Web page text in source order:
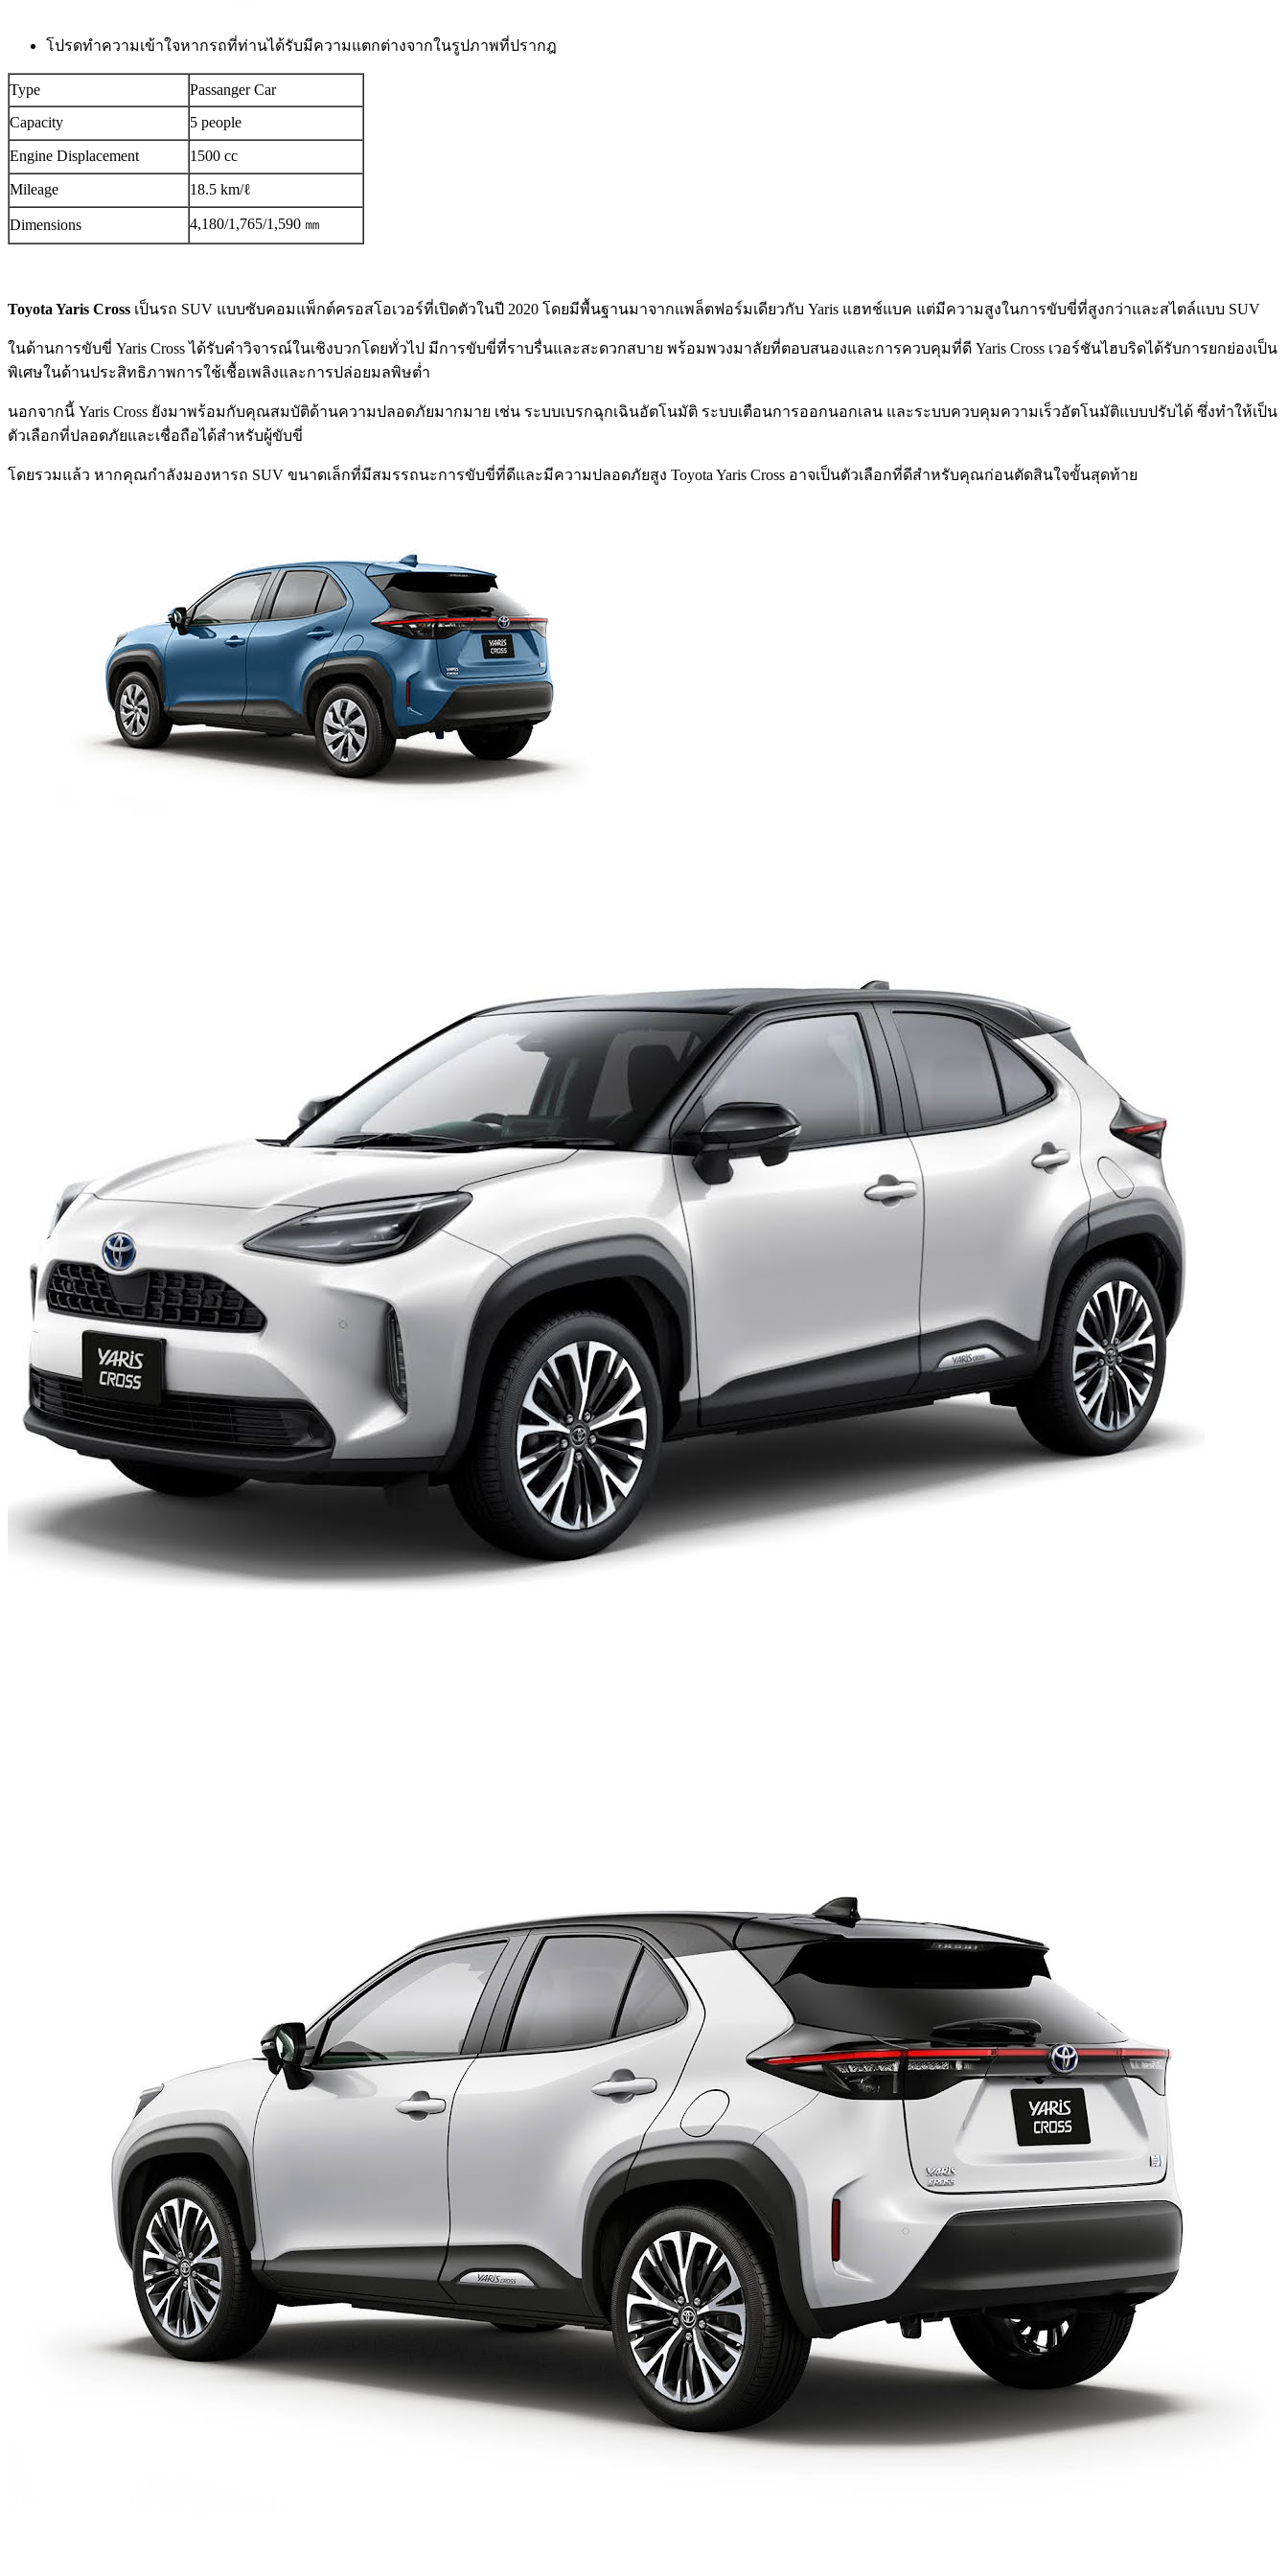
โปรดทำความเข้าใจหากรถที่ท่านได้รับมีความแตกต่างจากในรูปภาพที่ปรากฎ
Type
Passanger Car
Capacity
5 people
Engine Displacement 1500 cc
Mileage 18.5 km/ℓ
Dimensions 4,180/1,765/1,590 ㎜
Toyota Yaris Cross เป็นรถ SUV แบบซับคอมแพ็กต์ครอสโอเวอร์ที่เปิดตัวในปี 2020 โดยมีพื้นฐานมาจากแพล็ตฟอร์มเดียวกับ Yaris แฮทช์แบค แต่มีความสูงในการขับขี่ที่สูงกว่าและสไตล์แบบ SUV
ในด้านการขับขี่ Yaris Cross ได้รับคำวิจารณ์ในเชิงบวกโดยทั่วไป มีการขับขี่ที่ราบรื่นและสะดวกสบาย พร้อมพวงมาลัยที่ตอบสนองและการควบคุมที่ดี Yaris Cross เวอร์ชันไฮบริดได้รับการยกย่องเป็น
พิเศษในด้านประสิทธิภาพการใช้เชื้อเพลิงและการปล่อยมลพิษต่ำ
นอกจากนี้ Yaris Cross ยังมาพร้อมกับคุณสมบัติด้านความปลอดภัยมากมาย เช่น ระบบเบรกฉุกเฉินอัตโนมัติ ระบบเตือนการออกนอกเลน และระบบควบคุมความเร็วอัตโนมัติแบบปรับได้ ซึ่งทำให้เป็น
ตัวเลือกที่ปลอดภัยและเชื่อถือได้สำหรับผู้ขับขี่
โดยรวมแล้ว หากคุณกำลังมองหารถ SUV ขนาดเล็กที่มีสมรรถนะการขับขี่ที่ดีและมีความปลอดภัยสูง Toyota Yaris Cross อาจเป็นตัวเลือกที่ดีสำหรับคุณก่อนตัดสินใจขั้นสุดท้าย